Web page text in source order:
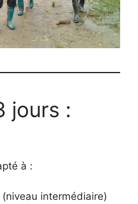
jours :
à :
intermédiaire)